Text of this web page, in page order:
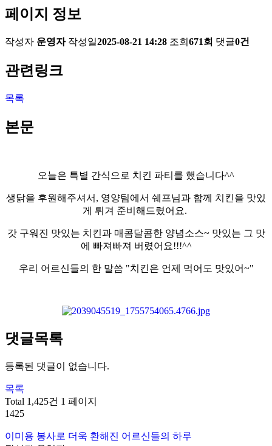
페이지 정보
작성자 운영자 작성일2025-08-21 14:28 조회 671회 댓글0건
관련링크
목록
본문
오늘은 특별 간식으로 치킨 파티를 했습니다^^
생닭을 후원해주셔서, 영양팀에서 쉐프님과 함께 치킨을 맛있
게 튀겨 준비해드렸어요.
갓 구워진 맛있는 치킨과 매콤달콤한 양념소스~ 맛있는 그 맛
에 빠져빠져 버렸어요!!!^^
우리 어르신들의 한 말씀 "치킨은 언제 먹어도 맛있어~"
댓글목록
등록된 댓글이 없습니다.
목록
Total 1,425건 1 페이지
1425
이미용 봉사로 더욱 환해진 어르신들의 하루